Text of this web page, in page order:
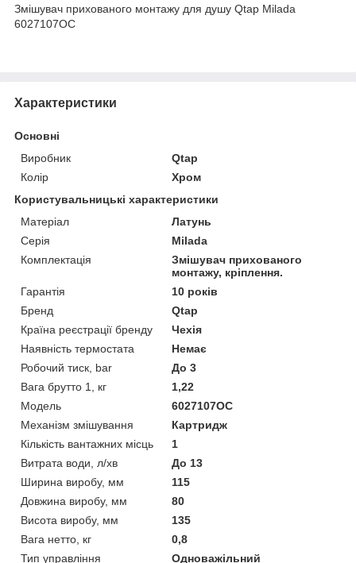
Змішувач прихованого монтажу для душу Qtap Milada
6027107OC
Характеристики
Основні
Виробник
Qtap
Колір
Хром
Користувальницькі характеристики
Матеріал
Латунь
Серія
Milada
Комплектація
Змішувач прихованого
монтажу, кріплення.
Гарантія
10 років
Бренд
Qtap
Країна реєстрації бренду
Чехія
Наявність термостата
Немає
Робочий тиск, bar
До 3
Вага брутто 1, кг
1,22
Модель
6027107OC
Механізм змішування
Картридж
Кількість вантажних місць
1
Витрата води, л/хв
До 13
Ширина виробу, мм
115
Довжина виробу, мм
80
Висота виробу, мм
135
Вага нетто, кг
0,8
Тип управління
Одноважільний